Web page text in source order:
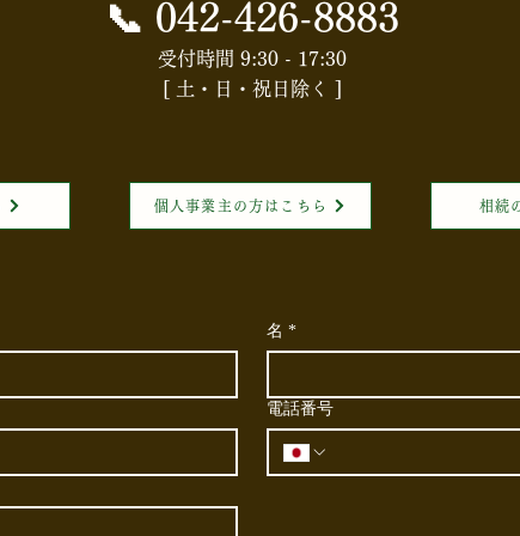
📞 042-426-8883
受付時間 9:30 - 17:30
[ 土・日・祝日除く ]
個人事業主の方はこちら 相続
名 *
電話番号